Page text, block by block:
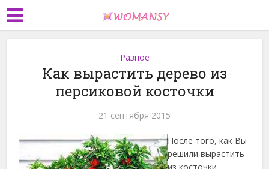
Разное
Как вырастить дерево из
персиковой косточки
21 сентября 2015
После того, как Вы
решили вырастить